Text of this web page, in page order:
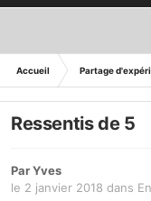
Accueil Partage
Ressentis de 5
Par Yves
le 2 janvier 2018 dans